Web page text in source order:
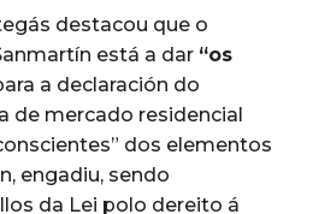
destacou que o
está a dar “os
a declaración do
de mercado residencial
dos elementos
engadiu, sendo
da Lei polo dereito á